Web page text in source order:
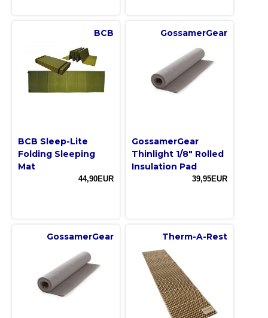
BCB
BCB Sleep-Lite
Folding Sleeping
Mat
44,90EUR
GossamerGear
GossamerGear
Thinlight 1/8" Rolled
Insulation Pad
39,95EUR
GossamerGear Therm-A-Rest